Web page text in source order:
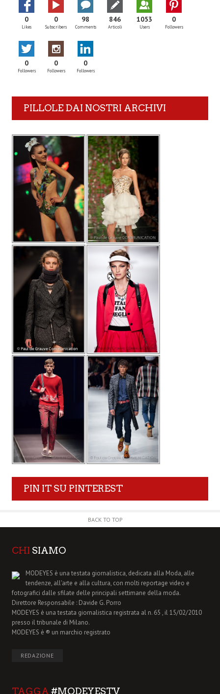
0
Likes
0
Subscribers
98
Comments
846
Articoli
1053
Users
0
Followers
0
Followers
0
Followers
0
Followers
PILLOLE DAI NOSTRI ARCHIVI
PIN IT SU PINTEREST
BACK TO TOP
CHI SIAMO
MODEYES è una testata giornalistica, dedicata alla Moda, alle
tendenze, all'arte e alla cultura, con molti reportage video e
fotografici dalle sfilate delle principali settimane della moda.
Direttore Responsabile : Davide G. Porro
MODEYES è una testata giornalistica registrata al n. 65 , il 15/02/2010
presso il tribunale di Milano.
MODEYES è ® un marchio registrato
REDAZIONE
TAGGA #MODEYESTV